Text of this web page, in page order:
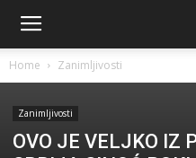
Home Zanimljivosti
Zanimljivosti
OVO JE VELJKO IZ